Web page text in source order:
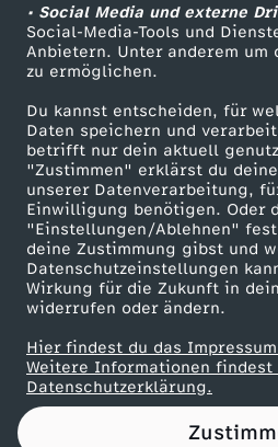
• Social Media und externe
Social-Media-Tools und
Anbietern. Unter anderem um
zu ermöglichen.
Du kannst entscheiden, für
Daten speichern und
betrifft nur dein aktuell
"Zustimmen" erklärst du
unserer Datenverarbeitung,
Einwilligung benötigen. Oder
"Einstellungen/Ablehnen"
deine Zustimmung gibst und
Datenschutzeinstellungen
Wirkung für die Zukunft in
widerrufen oder ändern.
Hier findest du das
Weitere Informationen findest
Datenschutzerklärung.
A
n
t
i
f
a
-
V
ZDF Unternehmen
Karriere
ZDF goes Schule
Werbefernsehen
Mainzelmännchen
Partner